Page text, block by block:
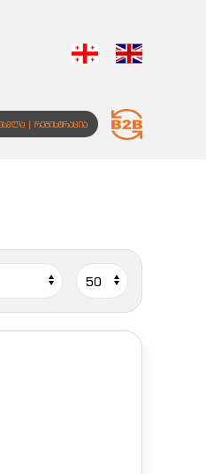
| ᲠᲔᲒᲘᲡᲢᲠᲐᲪᲘᲐ